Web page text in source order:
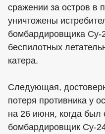
сражении за остров в
уничтожены
бомбардировщика Су-
беспилотных
катера.
Следующая,
потеря противника у
на 26 июня, когда был
бомбардировщик Су-